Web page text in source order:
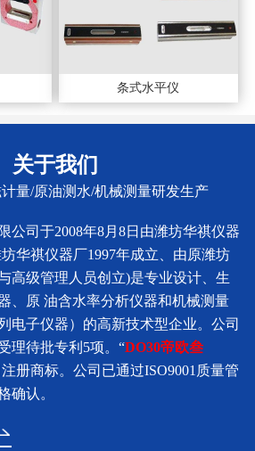
条式水平仪
关于我们
量/原油测水/机械测量研发生产
公司于2008年8月8日由潍坊华祺仪器
华祺仪器厂1997年成立、由原潍坊
高级管理人员创立)是专业设计、生
、原 油含水率分析仪器和机械测量
电子仪器）的高新技术型企业。公司
理待批专利5项。“DO30帝欧叁
册商标。公司已通过ISO9001质量管
确认。